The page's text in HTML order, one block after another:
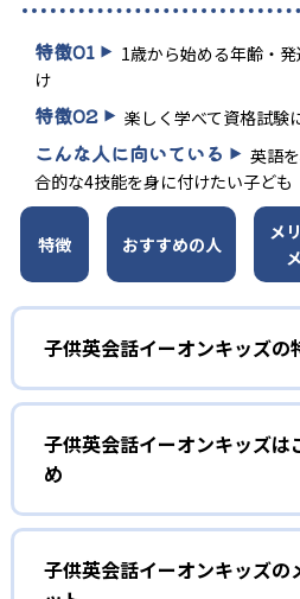
特徴01
1歳から始める年齢・
け
特徴02 楽しく学べて資格試験
こんな人に向いている
英語
合的な4技能を身に付けたい子ども
特徴 おすすめの人
メ
子供英会話イーオンキッズの
1
年齢別きめ細
幼児・未就学児から中学生まで
2歳」「3歳」「4・5歳」「6歳」
4年」「小学5～6年」「中学1～3
定。子どもの興味や理解度にマ
を進められる。
子供英会話イーオンキッズは
め
幼児
英語の発音やリズム感を
子供英会話イーオンキッズの